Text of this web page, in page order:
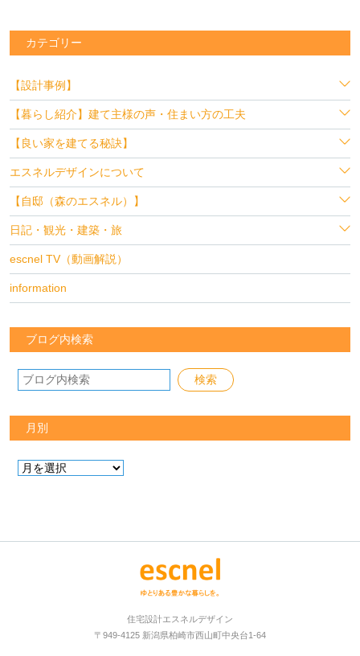
カテゴリー
【設計事例】
【暮らし紹介】建て主様の声・住まい方の工夫
【良い家を建てる秘訣】
エスネルデザインについて
【自邸（森のエスネル）】
日記・観光・建築・旅
escnel TV（動画解説）
information
ブログ内検索
月別
住宅設計エスネルデザイン
〒949-4125 新潟県柏崎市西山町中央台1-64